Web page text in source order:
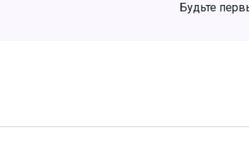
Будьте